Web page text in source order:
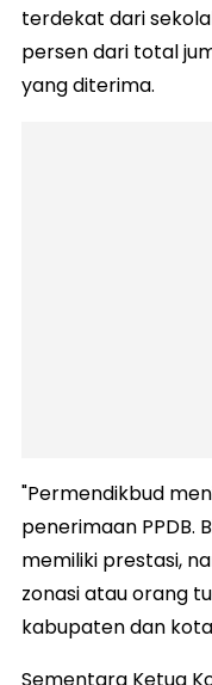
terdekat dari
persen dari total
yang diterima.
"Permendikbud
penerimaan PPDB.
memiliki prestasi,
zonasi atau orang
kabupaten dan
Sementara Ketua